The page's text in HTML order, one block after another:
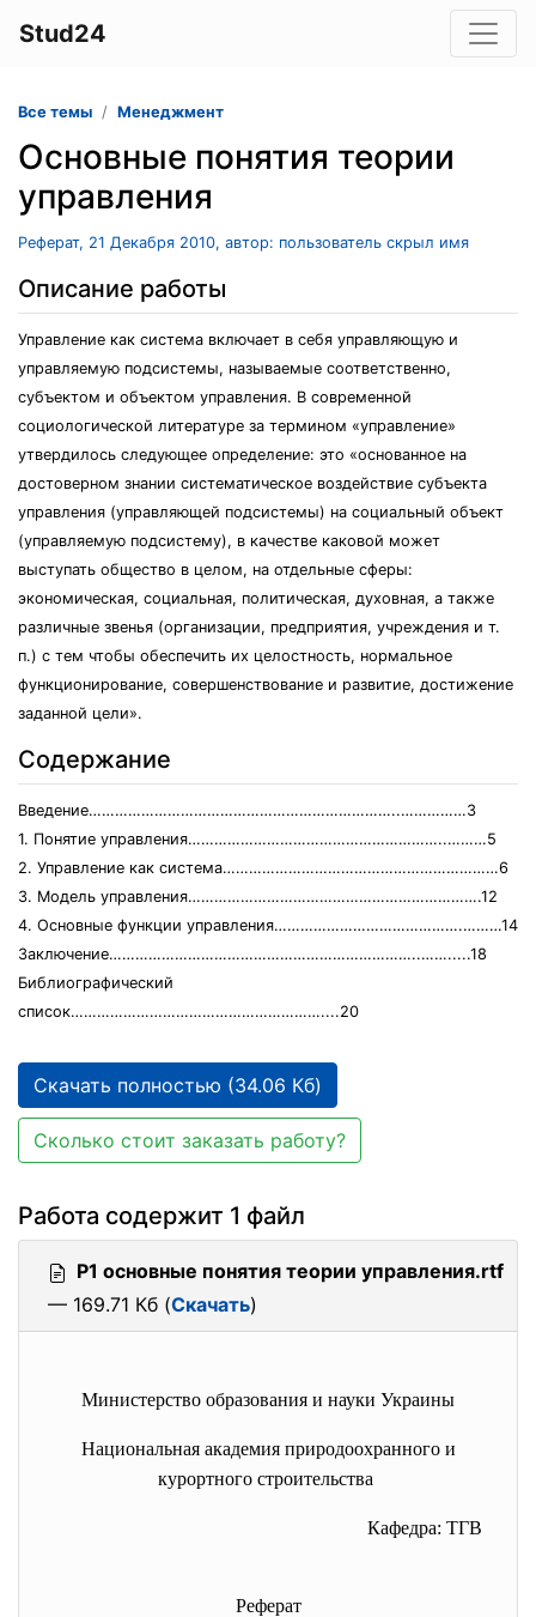
Stud24
Все темы Менеджмент
Основные понятия теории
управления
Реферат, 21 Декабря 2010, автор: пользователь скрыл имя
Описание работы
Управление как система включает в себя управляющую и
управляемую подсистемы, называемые соответственно,
субъектом и объектом управления. В современной
социологической литературе за термином «управление»
утвердилось следующее определение: это «основанное на
достоверном знании систематическое воздействие субъекта
управления (управляющей подсистемы) на социальный объект
(управляемую подсистему), в качестве каковой может
выступать общество в целом, на отдельные сферы:
экономическая, социальная, политическая, духовная, а также
различные звенья (организации, предприятия, учреждения и т.
п.) с тем чтобы обеспечить их целостность, нормальное
функционирование, совершенствование и развитие, достижение
заданной цели».
Содержание
Введение……………………………………………………………..……………3
1. Понятие управления…………………………………………………..………5
2. Управление как система………………………………………………………6
3. Модель управления………………………………………………………….12
4. Основные функции управления…………………………………….………14
Заключение……………………………………………………………..…….....18
Библиографический
список…………………………………………………....20
Скачать полностью (34.06 Кб)
Сколько стоит заказать работу?
Работа содержит 1 файл
Р1 основные понятия теории управления.rtf
— 169.71 Кб (Скачать)
Министерство образования и науки Украины
Национальная академия природоохранного и
курортного строительства
Кафедра: ТГВ
Реферат